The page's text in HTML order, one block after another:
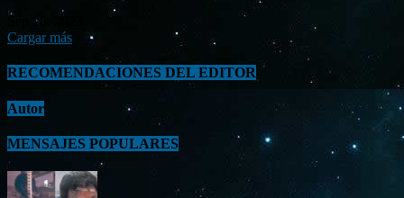
Sep 26, 2023
Cargar más
RECOMENDACIONES DEL EDITOR
Autor
MENSAJES POPULARES